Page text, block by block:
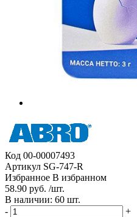
Код 00-00007493
Артикул SG-747-R
Избранное В избранном
58.90 руб. /шт.
В наличии: 60 шт.
-
+